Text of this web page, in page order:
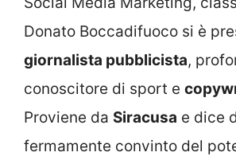
Donato Boccadifuoco si è
giornalista pubblicista,
conoscitore di sport e
Proviene da Siracusa e dice
fermamente convinto del